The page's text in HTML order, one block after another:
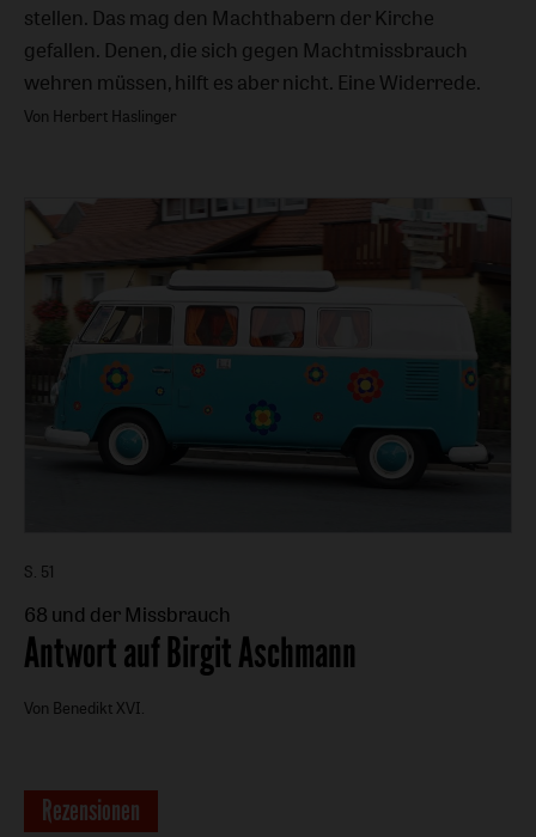
stellen. Das mag den Machthabern der Kirche
gefallen. Denen, die sich gegen Machtmissbrauch
wehren müssen, hilft es aber nicht. Eine Widerrede.
Von Herbert Haslinger
S. 51
68 und der Missbrauch
:
Antwort auf Birgit Aschmann
Von Benedikt XVI.
Rezensionen